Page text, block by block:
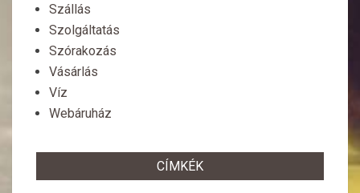
Szállás
Szolgáltatás
Szórakozás
Vásárlás
Víz
Webáruház
CÍMKÉK